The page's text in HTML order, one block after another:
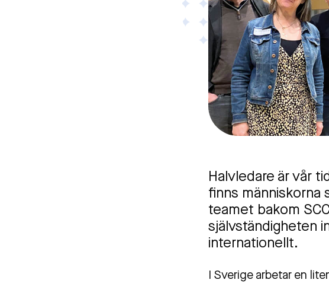
Halvledare är vår
finns människorna
teamet bakom
självständigheten
internationellt.
I Sverige arbetar en